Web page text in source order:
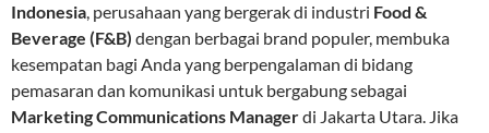
Indonesia, perusahaan yang bergerak di industri Food &
Beverage (F&B) dengan berbagai brand populer, membuka
kesempatan bagi Anda yang berpengalaman di bidang
pemasaran dan komunikasi untuk bergabung sebagai
Marketing Communications Managerdi Jakarta Utara. Jika